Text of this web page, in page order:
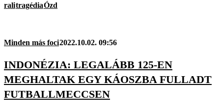
ralitragédiaÓzd
Minden más foci2022.10.02. 09:56
INDONÉZIA: LEGALÁBB 125-EN
MEGHALTAK EGY KÁOSZBA FULLADT
FUTBALLMECCSEN